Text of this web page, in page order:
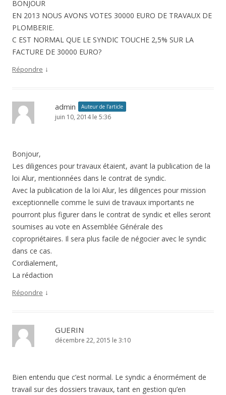
BONJOUR
EN 2013 NOUS AVONS VOTES 30000 EURO DE TRAVAUX DE
PLOMBERIE.
C EST NORMAL QUE LE SYNDIC TOUCHE 2,5% SUR LA
FACTURE DE 30000 EURO?
Répondre ↓
admin Auteur de l’article
juin 10, 2014 le 5:36
Bonjour,
Les diligences pour travaux étaient, avant la publication de la
loi Alur, mentionnées dans le contrat de syndic.
Avec la publication de la loi Alur, les diligences pour mission
exceptionnelle comme le suivi de travaux importants ne
pourront plus figurer dans le contrat de syndic et elles seront
soumises au vote en Assemblée Générale des
copropriétaires. Il sera plus facile de négocier avec le syndic
dans ce cas.
Cordialement,
La rédaction
Répondre ↓
GUERIN
décembre 22, 2015 le 3:10
Bien entendu que c’est normal. Le syndic a énormément de
travail sur des dossiers travaux, tant en gestion qu’en